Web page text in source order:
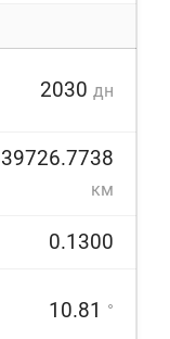
2030 дн
км
0.1300
10.81 °